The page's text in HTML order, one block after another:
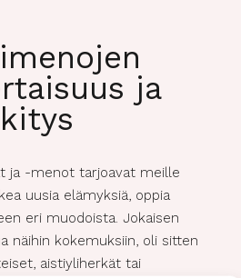
ja
ja -menot tarjoavat meille
uusia elämyksiä, oppia
eri muodoista. Jokaisen
näihin kokemuksiin, oli sitten
aistiyliherkät tai